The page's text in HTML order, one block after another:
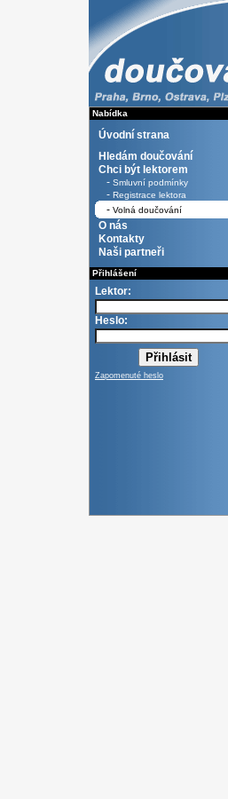
Nabídka
Úvodní strana
Hledám doučování
Chci být lektorem
- Smluvní podmínky
- Registrace lektora
- Volná doučování
O nás
Kontakty
Naši partneři
Přihlášení
Lektor:
Heslo:
Zapomenuté heslo